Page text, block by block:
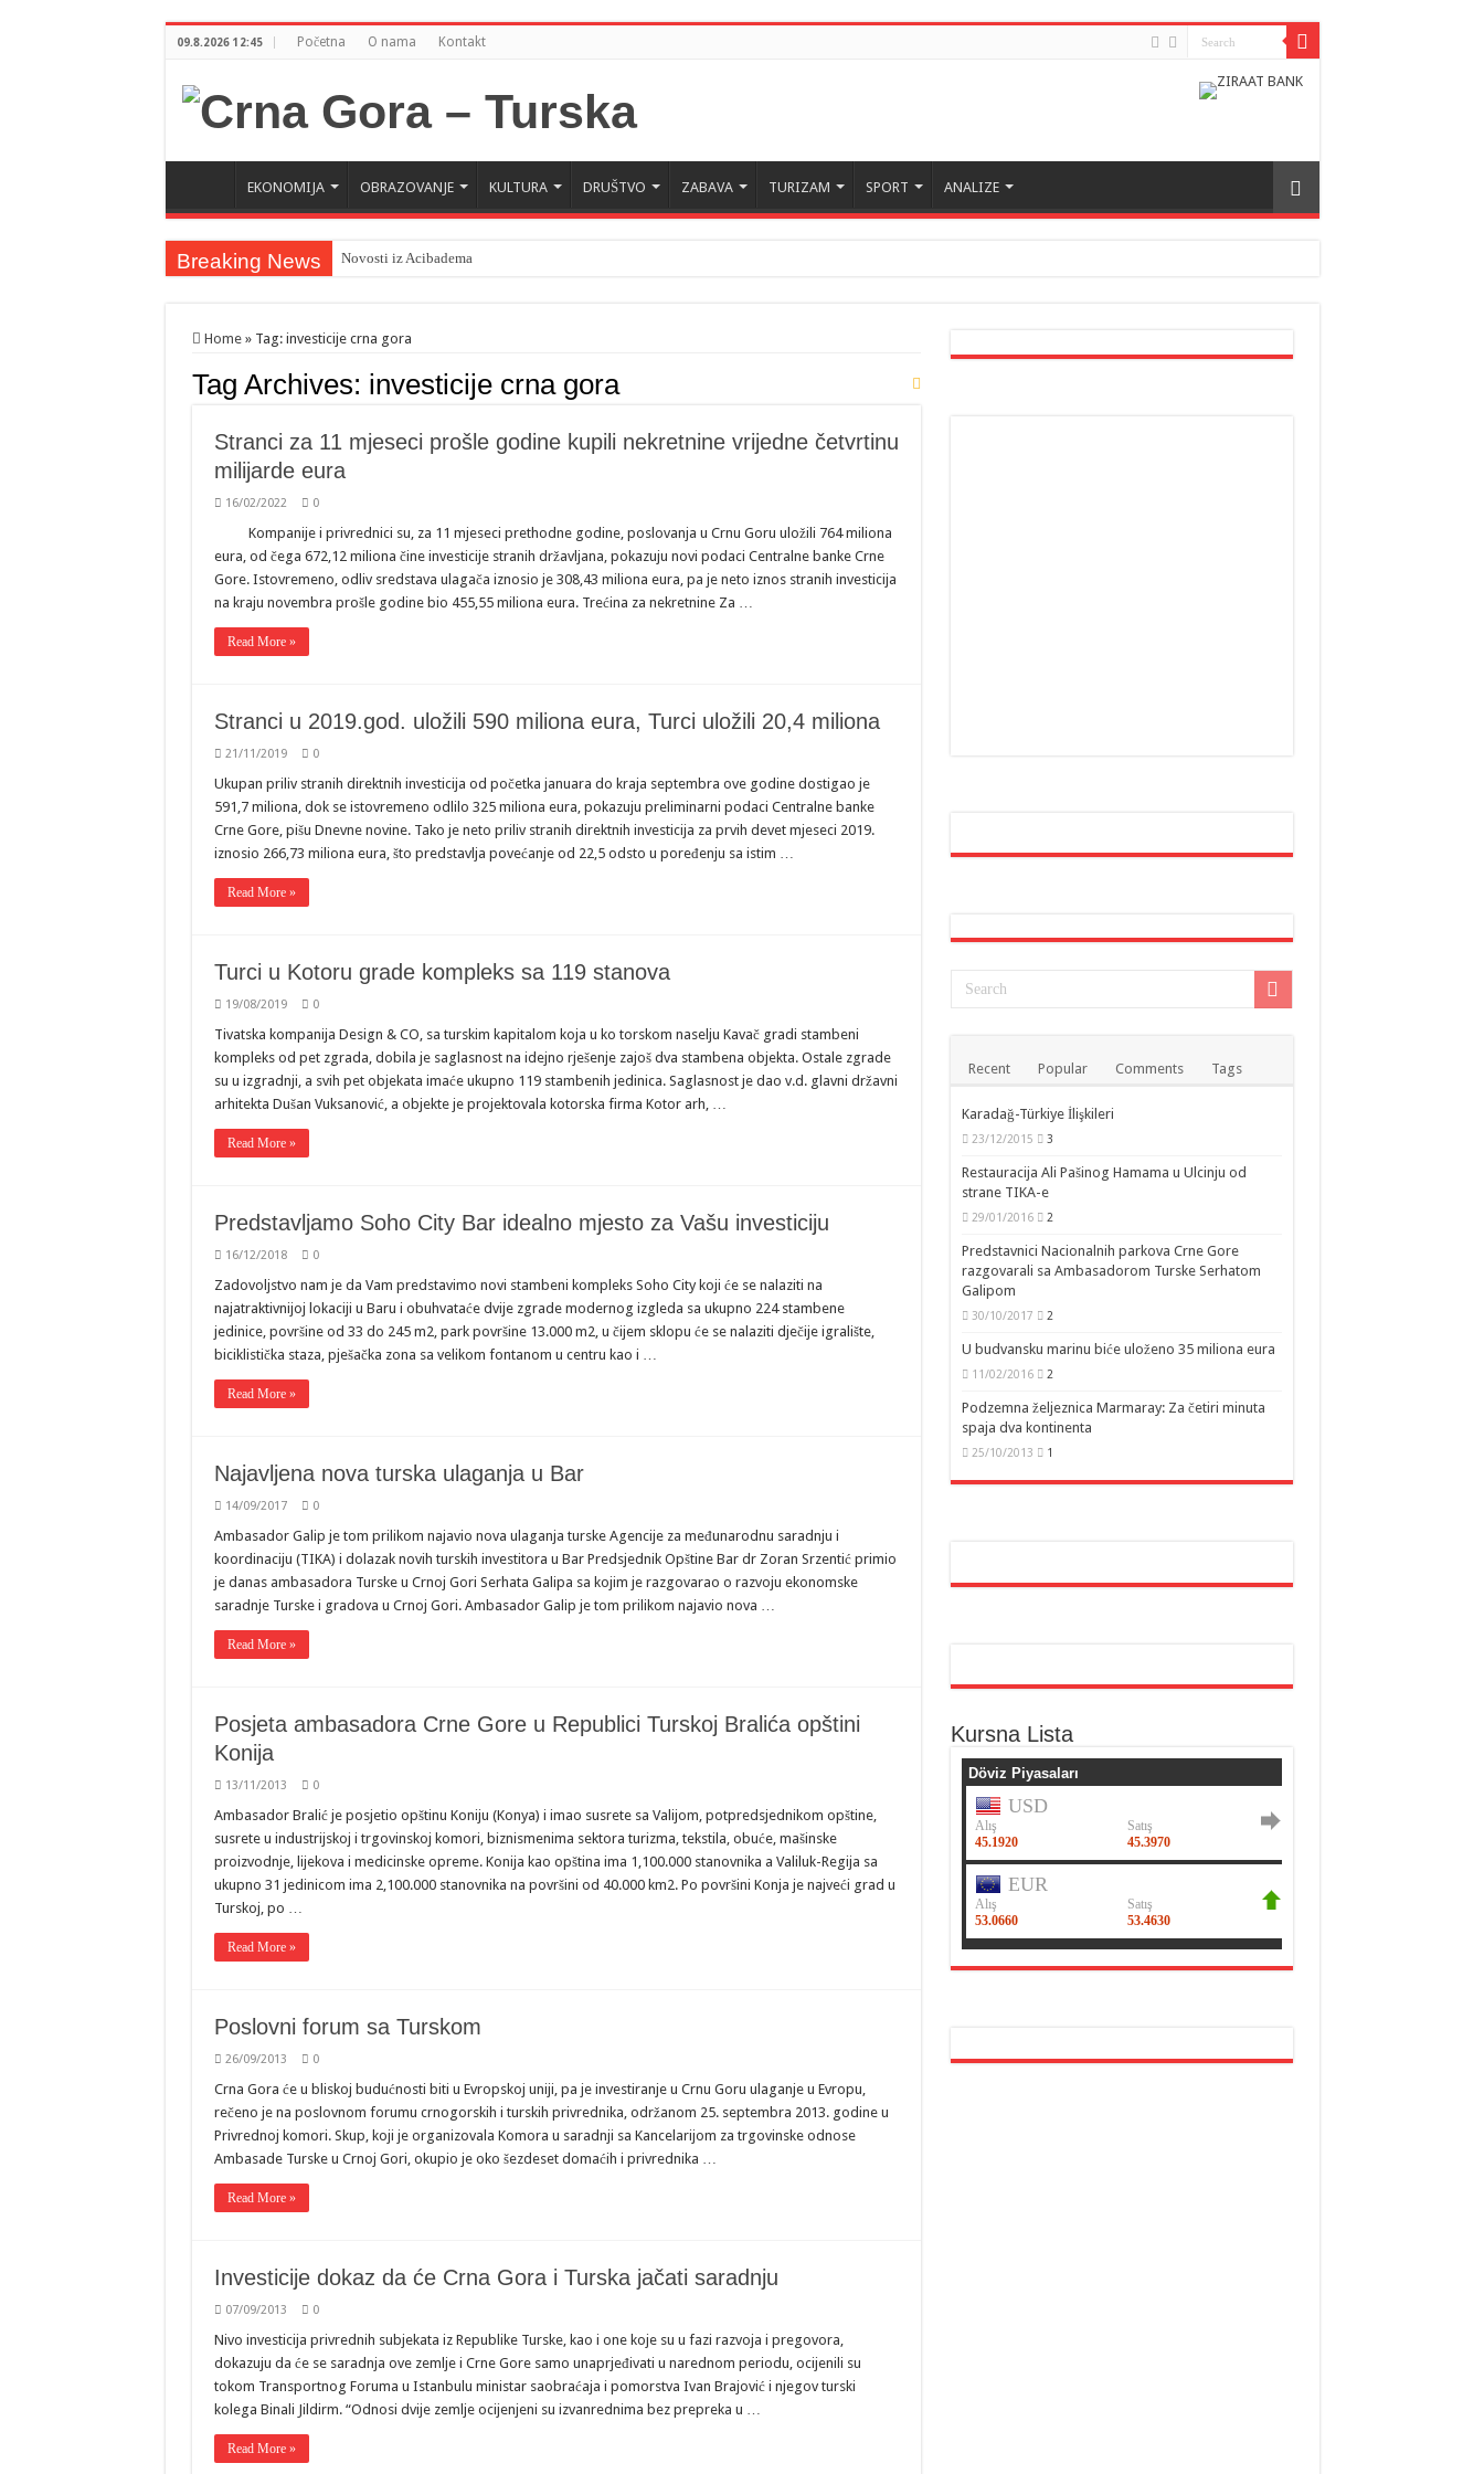
09.8.2026 12:45 Početna O nama Kontakt
EKONOMIJA OBRAZOVANJE KULTURA DRUŠTVO ZABAVA TURIZAM SPORT ANALIZE
Breaking News Novosti iz Acibadema
Home » Tag: investicije crna gora
Tag Archives: investicije crna gora
Stranci za 11 mjeseci prošle godine kupili nekretnine vrijedne četvrtinu
milijarde eura
16/02/2022 0
Kompanije i privrednici su, za 11 mjeseci prethodne godine, poslovanja u Crnu Goru uložili 764 miliona
eura, od čega 672,12 miliona čine investicije stranih državljana, pokazuju novi podaci Centralne banke Crne
Gore. Istovremeno, odliv sredstava ulagača iznosio je 308,43 miliona eura, pa je neto iznos stranih investicija
na kraju novembra prošle godine bio 455,55 miliona eura. Trećina za nekretnine Za …
Read More »
Stranci u 2019.god. uložili 590 miliona eura, Turci uložili 20,4 miliona
21/11/2019 0
Ukupan priliv stranih direktnih investicija od početka januara do kraja septembra ove godine dostigao je
591,7 miliona, dok se istovremeno odlilo 325 miliona eura, pokazuju preliminarni podaci Centralne banke
Crne Gore, pišu Dnevne novine. Tako je neto priliv stranih direktnih investicija za prvih devet mjeseci 2019.
iznosio 266,73 miliona eura, što predstavlja povećanje od 22,5 odsto u poređenju sa istim …
Read More »
Turci u Kotoru grade kompleks sa 119 stanova
19/08/2019 0
Tivatska kompanija Design & CO, sa turskim kapitalom koja u ko torskom naselju Kavač gradi stambeni
kompleks od pet zgrada, dobila je saglasnost na idejno rješenje zajoš dva stambena objekta. Ostale zgrade
su u izgradnji, a svih pet objekata imaće ukupno 119 stambenih jedinica. Saglasnost je dao v.d. glavni državni
arhitekta Dušan Vuksanović, a objekte je projektovala kotorska firma Kotor arh, …
Read More »
Predstavljamo Soho City Bar idealno mjesto za Vašu investiciju
16/12/2018 0
Zadovoljstvo nam je da Vam predstavimo novi stambeni kompleks Soho City koji će se nalaziti na
najatraktivnijoj lokaciji u Baru i obuhvataće dvije zgrade modernog izgleda sa ukupno 224 stambene
jedinice, površine od 33 do 245 m2, park površine 13.000 m2, u čijem sklopu će se nalaziti dječije igralište,
biciklistička staza, pješačka zona sa velikom fontanom u centru kao i …
Read More »
Najavljena nova turska ulaganja u Bar
14/09/2017 0
Ambasador Galip je tom prilikom najavio nova ulaganja turske Agencije za međunarodnu saradnju i
koordinaciju (TIKA) i dolazak novih turskih investitora u Bar Predsjednik Opštine Bar dr Zoran Srzentić primio
je danas ambasadora Turske u Crnoj Gori Serhata Galipa sa kojim je razgovarao o razvoju ekonomske
saradnje Turske i gradova u Crnoj Gori. Ambasador Galip je tom prilikom najavio nova …
Read More »
Posjeta ambasadora Crne Gore u Republici Turskoj Bralića opštini
Konija
13/11/2013 0
Ambasador Bralić je posjetio opštinu Koniju (Konya) i imao susrete sa Valijom, potpredsjednikom opštine,
susrete u industrijskoj i trgovinskoj komori, biznismenima sektora turizma, tekstila, obuće, mašinske
proizvodnje, lijekova i medicinske opreme. Konija kao opština ima 1,100.000 stanovnika a Valiluk-Regija sa
ukupno 31 jedinicom ima 2,100.000 stanovnika na površini od 40.000 km2. Po površini Konja je najveći grad u
Turskoj, po …
Read More »
Poslovni forum sa Turskom
26/09/2013 0
Crna Gora će u bliskoj budućnosti biti u Evropskoj uniji, pa je investiranje u Crnu Goru ulaganje u Evropu,
rečeno je na poslovnom forumu crnogorskih i turskih privrednika, održanom 25. septembra 2013. godine u
Privrednoj komori. Skup, koji je organizovala Komora u saradnji sa Kancelarijom za trgovinske odnose
Ambasade Turske u Crnoj Gori, okupio je oko šezdeset domaćih i privrednika …
Read More »
Investicije dokaz da će Crna Gora i Turska jačati saradnju
07/09/2013 0
Nivo investicija privrednih subjekata iz Republike Turske, kao i one koje su u fazi razvoja i pregovora,
dokazuju da će se saradnja ove zemlje i Crne Gore samo unaprjeđivati u narednom periodu, ocijenili su
tokom Transportnog Foruma u Istanbulu ministar saobraćaja i pomorstva Ivan Brajović i njegov turski
kolega Binali Jildirm. “Odnosi dvije zemlje ocijenjeni su izvanrednima bez prepreka u …
Read More »
Recent Popular Comments Tags
Karadağ-Türkiye İlişkileri
23/12/2015 3
Restauracija Ali Pašinog Hamama u Ulcinju od
strane TIKA-e
29/01/2016 2
Predstavnici Nacionalnih parkova Crne Gore
razgovarali sa Ambasadorom Turske Serhatom
Galipom
30/10/2017 2
U budvansku marinu biće uloženo 35 miliona eura
11/02/2016 2
Podzemna željeznica Marmaray: Za četiri minuta
spaja dva kontinenta
25/10/2013 1
Kursna Lista